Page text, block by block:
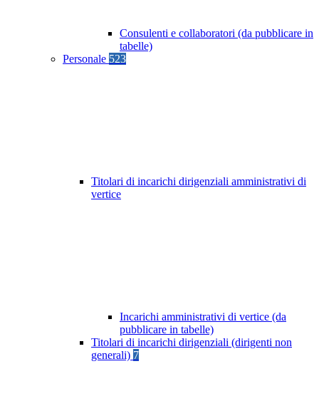
Consulenti e collaboratori (da pubblicare in
tabelle)
Personale 523
Titolari di incarichi dirigenziali amministrativi di
vertice
Incarichi amministrativi di vertice (da
pubblicare in tabelle)
Titolari di incarichi dirigenziali (dirigenti non
generali) 7